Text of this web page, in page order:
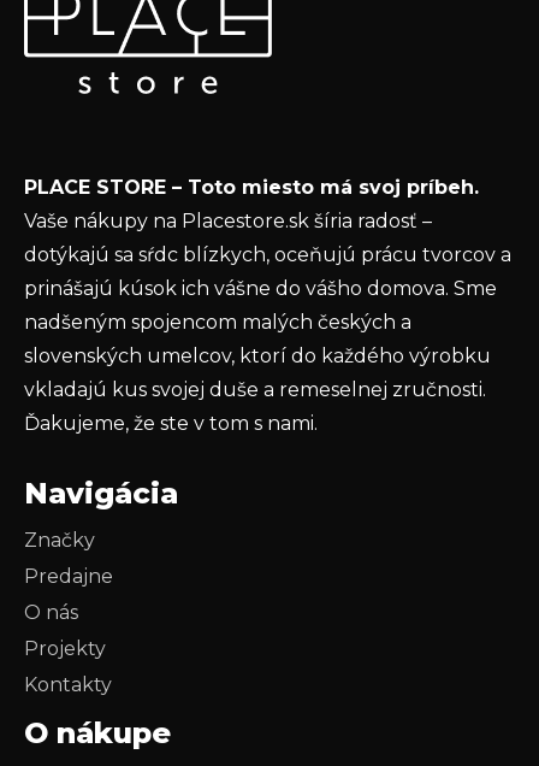
Vložte svoj e-mail a my Vám budeme zasielať informácie
o nových produktoch na našom e-shope.
ochrany osobných údajov
PRIHLÁSIŤ SA
PLACE STORE – Toto miesto má svoj príbeh.
Vaše nákupy na Placestore.sk šíria radosť –
dotýkajú sa sŕdc blízkych, oceňujú prácu tvorcov a
prinášajú kúsok ich vášne do vášho domova. Sme
nadšeným spojencom malých českých a
slovenských umelcov, ktorí do každého výrobku
vkladajú kus svojej duše a remeselnej zručnosti.
Ďakujeme, že ste v tom s nami.
Navigácia
Značky
Predajne
O nás
Projekty
Kontakty
O nákupe